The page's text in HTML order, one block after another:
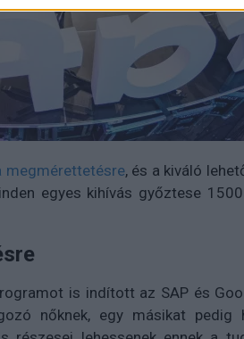
megmérettetésre, és a kiváló
egyes kihívás győztese
is indított az SAP és
nőknek, egy másikat pedig